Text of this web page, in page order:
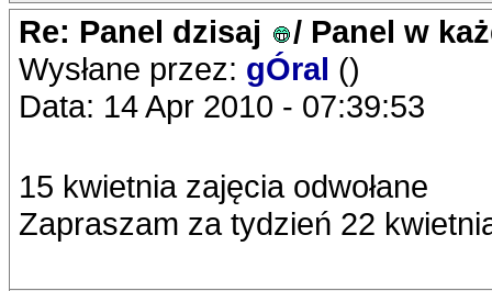
Re: Panel dzisaj
/ Panel w
Wysłane przez: gÓral ()
Data: 14 Apr 2010 - 07:39:53
15 kwietnia zajęcia odwołane
Zapraszam za tydzień 22